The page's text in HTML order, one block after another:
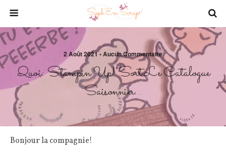
2 Août 2021 • Aucun Commentaire
Quoi: Stampin Up! Sort Le Catalogue
Saisonnier…
Bonjour la compagnie!